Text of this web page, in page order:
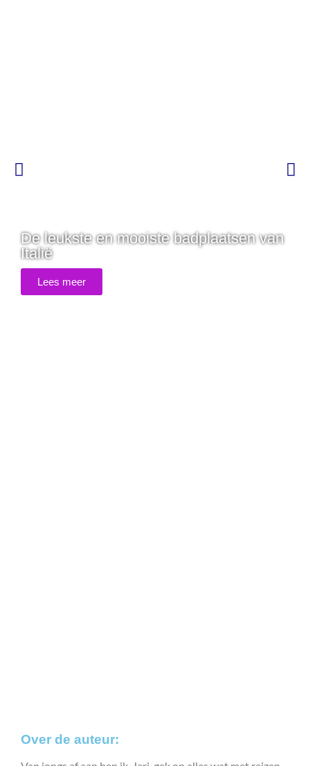
De leukste en mooiste badplaatsen van
Italië
Lees meer
Over de auteur: